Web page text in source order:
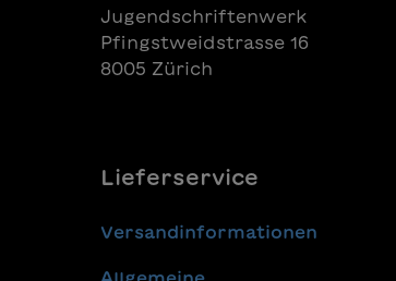
Jugendschriftenwerk
Pfingstweidstrasse 16
8005 Zürich
Lieferservice
Versandinformationen